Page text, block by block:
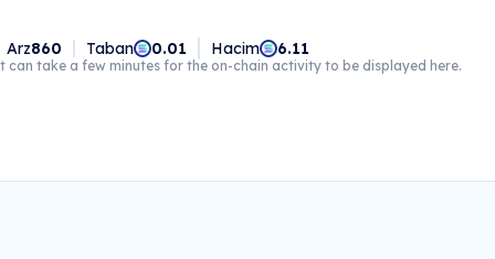
Arz860 Taban 0.01 Hacim 6.11
can take a few minutes for the on-chain activity to be displayed here.